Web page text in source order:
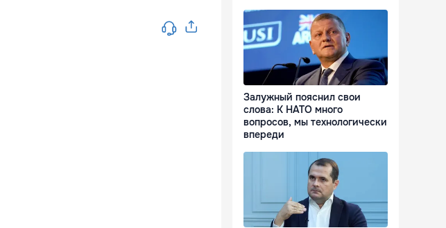
Залужный пояснил свои
слова: К НАТО много
вопросов, мы технологически
впереди